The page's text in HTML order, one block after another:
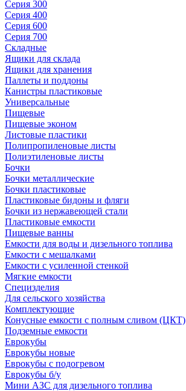
Серия 300
Серия 400
Серия 600
Серия 700
Складные
Ящики для склада
Ящики для хранения
Паллеты и поддоны
Канистры пластиковые
Универсальные
Пищевые
Пищевые эконом
Листовые пластики
Полипропиленовые листы
Полиэтиленовые листы
Бочки
Бочки металлические
Бочки пластиковые
Пластиковые бидоны и фляги
Бочки из нержавеющей стали
Пластиковые емкости
Пищевые ванны
Емкости для воды и дизельного топлива
Емкости с мешалками
Емкости с усиленной стенкой
Мягкие емкости
Специзделия
Для сельского хозяйства
Комплектующие
Конусные емкости с полным сливом (ЦКТ)
Подземные емкости
Еврокубы
Еврокубы новые
Еврокубы с подогревом
Еврокубы б/у
Мини АЗС для дизельного топлива